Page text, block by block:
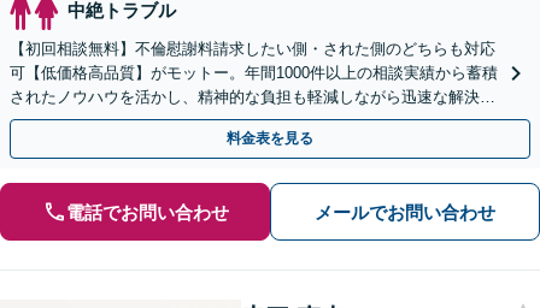
中絶トラブル
【初回相談無料】不倫慰謝料請求したい側・された側のどちらも対応
可【低価格高品質】がモットー。年間1000件以上の相談実績から蓄積
されたノウハウを活かし、精神的な負担も軽減しながら迅速な解決を
目指します。【休日・夜間相談あり】【ビデオ面談可】
料金表を見る
電話でお問い合わせ メールでお問い合わせ